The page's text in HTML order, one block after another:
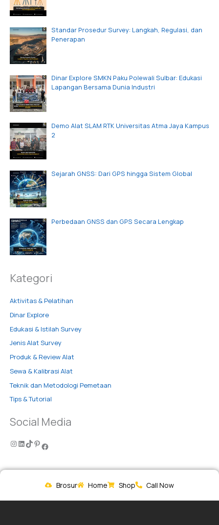
Standar Prosedur Survey: Langkah, Regulasi, dan
Penerapan
Dinar Explore SMKN Paku Polewali Sulbar: Edukasi
Lapangan Bersama Dunia Industri
Demo Alat SLAM RTK Universitas Atma Jaya Kampus
2
Sejarah GNSS: Dari GPS hingga Sistem Global
Perbedaan GNSS dan GPS Secara Lengkap
Kategori
Aktivitas & Pelatihan
Dinar Explore
Edukasi & Istilah Survey
Jenis Alat Survey
Produk & Review Alat
Sewa & Kalibrasi Alat
Teknik dan Metodologi Pemetaan
Tips & Tutorial
Social Media
Brosur Home Shop Call Now